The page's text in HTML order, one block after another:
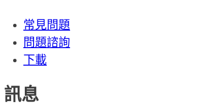
常見問題
問題諮詢
下載
訊息